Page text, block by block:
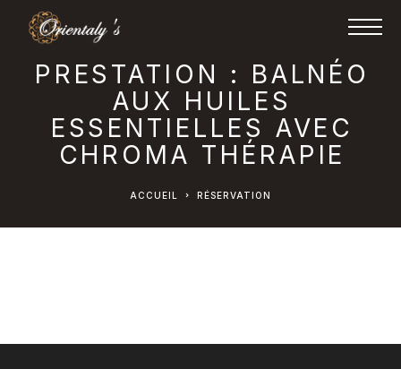
PRESTATION : BALNÉO
AUX HUILES
ESSENTIELLES AVEC
CHROMA THÉRAPIE
ACCUEIL RÉSERVATION